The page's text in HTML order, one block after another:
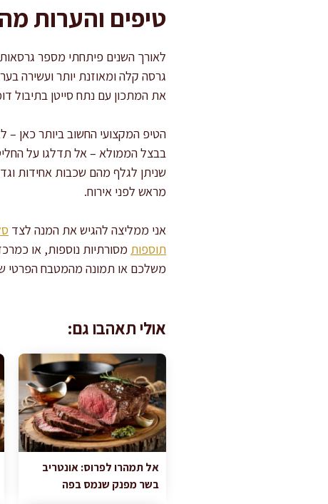
טיפים והערות
לאורך השנים פיתחתי מספר גרסאות
גרסה קלה ומאוזנת יותר ועשירה
את המתכון עם נתח סייטן בתיבול
הטיפ המקצועי החשוב ביותר כאן –
בבצל הממולא – אל תדלגו על
שניתן לגלף מהם שכבות אחידות
מראש לפני אירוח.
אני ממליצה להגיש את המנה לצד
תוספות מסורתיות נוספות, או
משלכם או תמונה מהמטבח הפרטי
אולי תאהבו גם:
אל תמהרו לפרוס: אונטריב
בשר מפנק שנמס בפה